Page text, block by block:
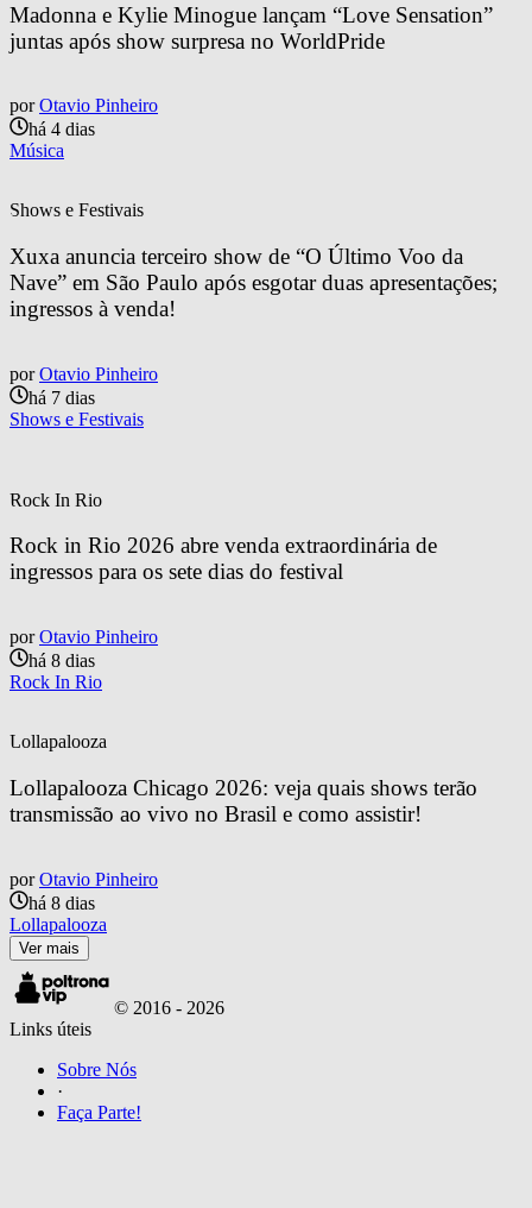
Madonna e Kylie Minogue lançam “Love Sensation”
juntas após show surpresa no WorldPride
por Otavio Pinheiro
há 4 dias
Música
Shows e Festivais
Xuxa anuncia terceiro show de “O Último Voo da
Nave” em São Paulo após esgotar duas apresentações;
ingressos à venda!
por Otavio Pinheiro
há 7 dias
Shows e Festivais
Rock In Rio
Rock in Rio 2026 abre venda extraordinária de
ingressos para os sete dias do festival
por Otavio Pinheiro
há 8 dias
Rock In Rio
Lollapalooza
Lollapalooza Chicago 2026: veja quais shows terão
transmissão ao vivo no Brasil e como assistir!
por Otavio Pinheiro
há 8 dias
Lollapalooza
Ver mais
© 2016 - 2026
Links úteis
Sobre Nós
·
Faça Parte!